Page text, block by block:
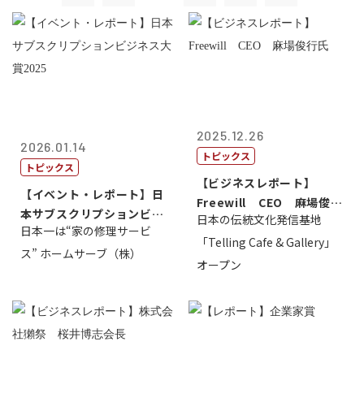
2026.01.14
トピックス
【イベント・レポート】日
本サブスクリプションビジ
ネス大賞20...
日本一は“家の修理サービ
ス” ホームサーブ（株）
2025.12.26
トピックス
【ビジネスレポート】
Freewill CEO 麻場俊行
氏
日本の伝統文化発信基地
「Telling Cafe & Gallery」
オープン